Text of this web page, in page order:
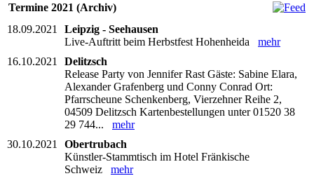
Termine 2021 (Archiv)
18.09.2021
Leipzig - Seehausen
Live-Auftritt beim Herbstfest Hohenheida mehr
16.10.2021
Delitzsch
Release Party von Jennifer Rast Gäste: Sabine Elara,
Alexander Grafenberg und Conny Conrad Ort:
Pfarrscheune Schenkenberg, Vierzehner Reihe 2,
04509 Delitzsch Kartenbestellungen unter 01520 38
29 744... mehr
30.10.2021
Obertrubach
Künstler-Stammtisch im Hotel Fränkische
Schweiz mehr